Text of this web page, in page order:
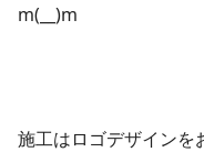
m(__)m
施工はロゴデザインを